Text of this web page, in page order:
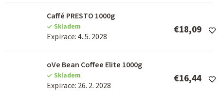
Caffé PRESTO 1000g
Skladem
Expirace: 4. 5. 2028
€18,09
oVe Bean Coffee Elite 1000g
Skladem
Expirace: 26. 2. 2028
€16,44